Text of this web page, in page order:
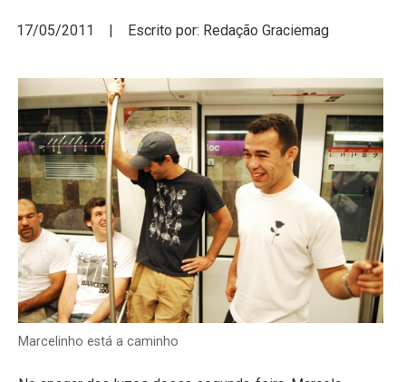
17/05/2011 | Escrito por: Redação Graciemag
Marcelinho está a caminho